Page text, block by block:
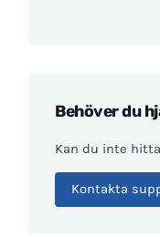
Behöver du
Kan du inte
Kontakta